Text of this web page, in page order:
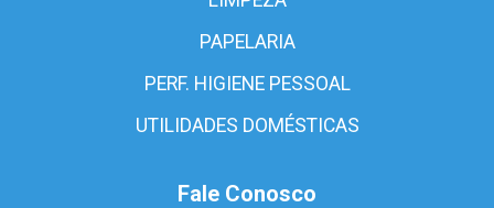
PAPELARIA
PERF. HIGIENE PESSOAL
UTILIDADES DOMÉSTICAS
Fale Conosco